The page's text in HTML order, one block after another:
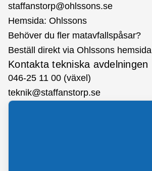
staffanstorp@ohlssons.se
Hemsida: Ohlssons
Behöver du fler matavfallspåsar?
Beställ direkt via Ohlssons hemsida
Kontakta tekniska avdelningen
046-25 11 00 (växel)
teknik@staffanstorp.se